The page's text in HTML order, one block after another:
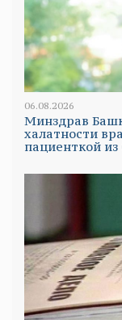
06.08.2026
Минздрав
халатности
пациенткой из